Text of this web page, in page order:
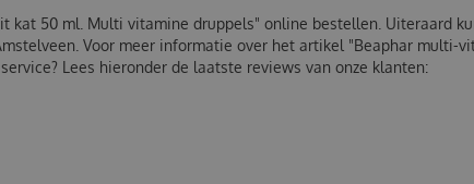
kat 50 ml. Multi vitamine druppels" online bestellen. Uiteraard
Voor meer informatie over het artikel "Beaphar multi-
Lees hieronder de laatste reviews van onze klanten: